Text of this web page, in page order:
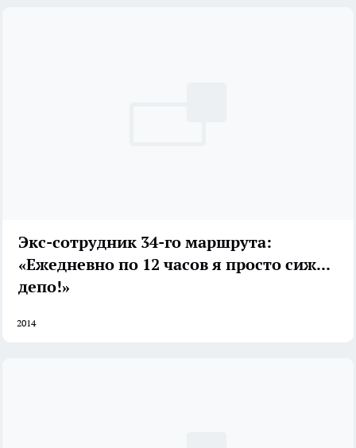
Экс-сотрудник 34-го маршрута:
«Ежедневно по 12 часов я просто сижу в
депо!»
2014